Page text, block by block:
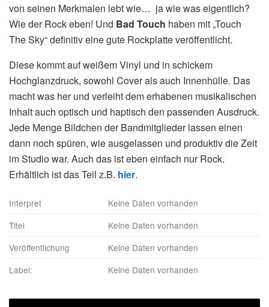
von seinen Merkmalen lebt wie… ja wie was eigentlich?
Wie der Rock eben! Und Bad Touch haben mit „Touch
The Sky“ definitiv eine gute Rockplatte veröffentlicht.
Diese kommt auf weißem Vinyl und in schickem
Hochglanzdruck, sowohl Cover als auch Innenhülle. Das
macht was her und verleiht dem erhabenen musikalischen
Inhalt auch optisch und haptisch den passenden Ausdruck.
Jede Menge Bildchen der Bandmitglieder lassen einen
dann noch spüren, wie ausgelassen und produktiv die Zeit
im Studio war. Auch das ist eben einfach nur Rock.
Erhältlich ist das Teil z.B. hier.
Interpret
Keine Daten vorhanden
Titel
Keine Daten vorhanden
Veröffentlichung
Keine Daten vorhanden
Label:
Keine Daten vorhanden